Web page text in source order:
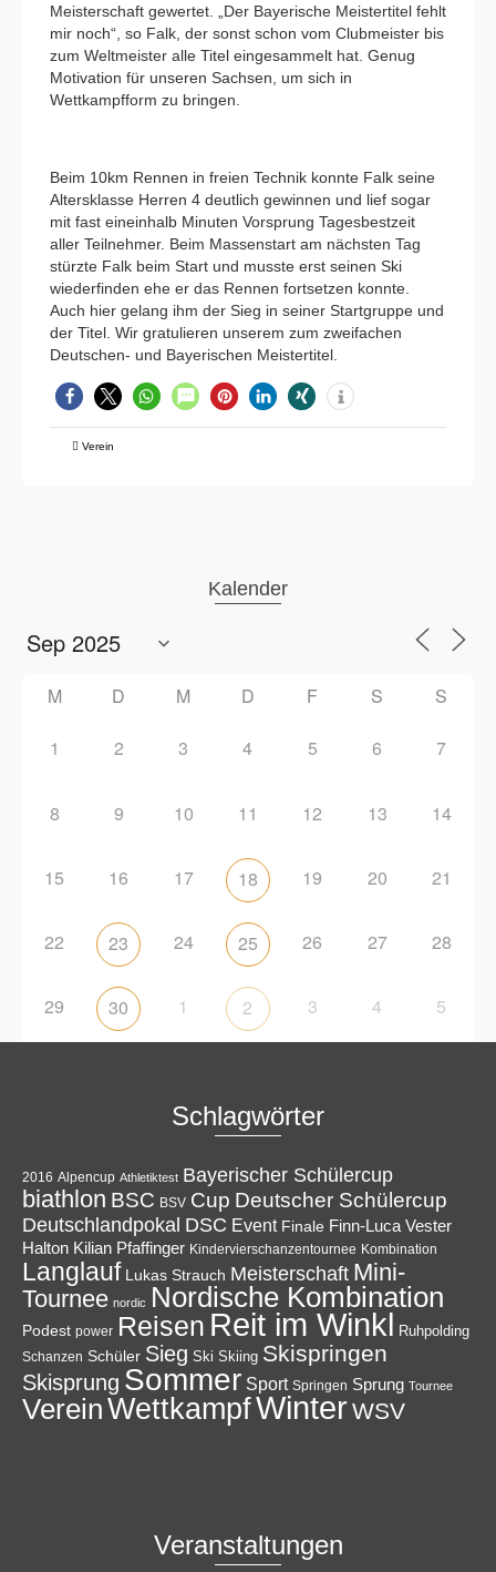
Meisterschaft gewertet. „Der Bayerische Meistertitel fehlt
mir noch“, so Falk, der sonst schon vom Clubmeister bis
zum Weltmeister alle Titel eingesammelt hat. Genug
Motivation für unseren Sachsen, um sich in
Wettkampfform zu bringen.
Beim 10km Rennen in freien Technik konnte Falk seine
Altersklasse Herren 4 deutlich gewinnen und lief sogar
mit fast eineinhalb Minuten Vorsprung Tagesbestzeit
aller Teilnehmer. Beim Massenstart am nächsten Tag
stürzte Falk beim Start und musste erst seinen Ski
wiederfinden ehe er das Rennen fortsetzen konnte.
Auch hier gelang ihm der Sieg in seiner Startgruppe und
der Titel. Wir gratulieren unserem zum zweifachen
Deutschen- und Bayerischen Meistertitel.
Verein
Kalender
M D M D F S S
1 2 3 4 5 6 7
8 9 10 11 12 13 14
15 16 17 18 19 20 21
22 23 24 25 26 27 28
29 30 1 2 3 4 5
Schlagwörter
2016 Alpencup Athletiktest Bayerischer Schülercup
biathlon BSC BSV Cup Deutscher Schülercup
Deutschlandpokal DSC Event Finale Finn-Luca Vester
Halton Kilian Pfaffinger Kindervierschanzentournee Kombination
Langlauf Lukas Strauch Meisterschaft Mini-
Tournee nordic Nordische Kombination
Podest power Reisen Reit im Winkl Ruhpolding
Schanzen Schüler Sieg Ski Skiing Skispringen
Skisprung Sommer Sport Springen Sprung Tournee
VereinWettkampfWinterWSV
Veranstaltungen